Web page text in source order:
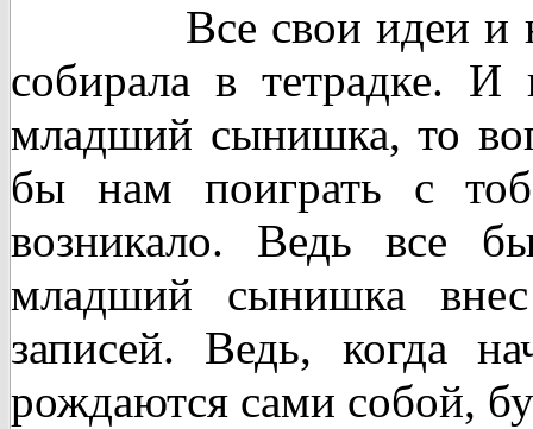
Все свои идеи и
собирала в тетрадке. И
младший сынишка, то
бы нам поиграть с
возникало. Ведь все
младший сынишка
записей. Ведь, когда
рождаются сами собой,